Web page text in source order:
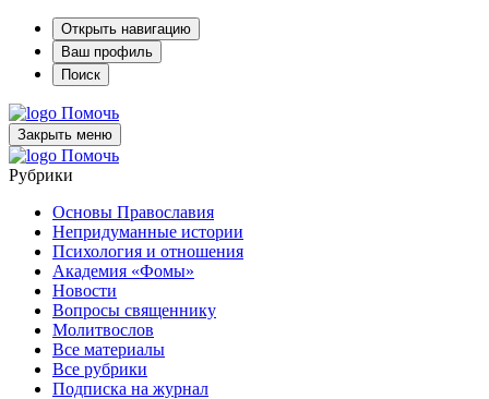
Открыть навигацию
Ваш профиль
Поиск
Помочь
Закрыть меню
Помочь
Рубрики
Основы Православия
Непридуманные истории
Психология и отношения
Академия «Фомы»
Новости
Вопросы священнику
Молитвослов
Все материалы
Все рубрики
Подписка на журнал